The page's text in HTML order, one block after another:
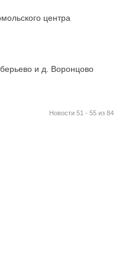
центра
и д. Воронцово
Новости 51 - 55 из 84